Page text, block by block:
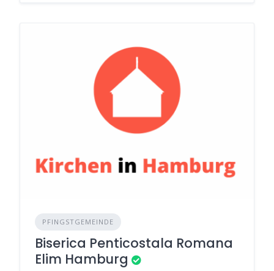
PFINGSTGEMEINDE
Biserica Penticostala Romana
Elim Hamburg